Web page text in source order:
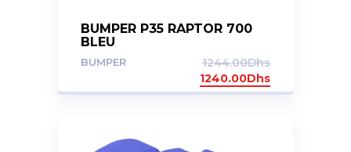
BUMPER P35 RAPTOR 700
BLEU
BUMPER 1244.00Dhs
1240.00Dhs